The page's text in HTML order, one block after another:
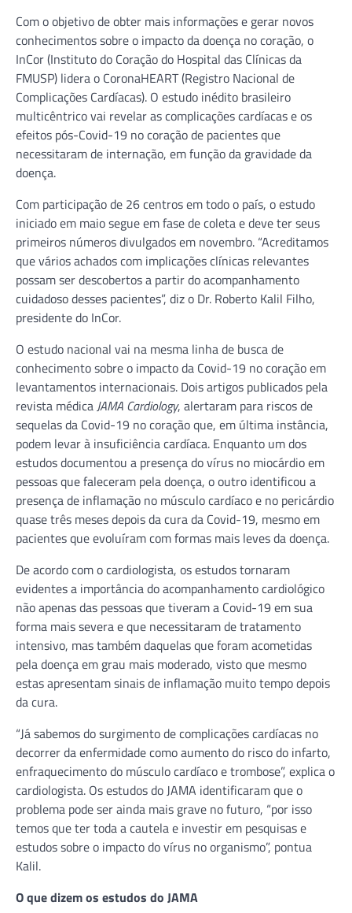
Com o objetivo de obter mais informações e gerar novos
conhecimentos sobre o impacto da doença no coração, o
InCor (Instituto do Coração do Hospital das Clínicas da
FMUSP) lidera o CoronaHEART (Registro Nacional de
Complicações Cardíacas). O estudo inédito brasileiro
multicêntrico vai revelar as complicações cardíacas e os
efeitos pós-Covid-19 no coração de pacientes que
necessitaram de internação, em função da gravidade da
doença.
Com participação de 26 centros em todo o país, o estudo
iniciado em maio segue em fase de coleta e deve ter seus
primeiros números divulgados em novembro. “Acreditamos
que vários achados com implicações clínicas relevantes
possam ser descobertos a partir do acompanhamento
cuidadoso desses pacientes”, diz o Dr. Roberto Kalil Filho,
presidente do InCor.
O estudo nacional vai na mesma linha de busca de
conhecimento sobre o impacto da Covid-19 no coração em
levantamentos internacionais. Dois artigos publicados pela
revista médica JAMA Cardiology, alertaram para riscos de
sequelas da Covid-19 no coração que, em última instância,
podem levar à insuficiência cardíaca. Enquanto um dos
estudos documentou a presença do vírus no miocárdio em
pessoas que faleceram pela doença, o outro identificou a
presença de inflamação no músculo cardíaco e no pericárdio
quase três meses depois da cura da Covid-19, mesmo em
pacientes que evoluíram com formas mais leves da doença.
De acordo com o cardiologista, os estudos tornaram
evidentes a importância do acompanhamento cardiológico
não apenas das pessoas que tiveram a Covid-19 em sua
forma mais severa e que necessitaram de tratamento
intensivo, mas também daquelas que foram acometidas
pela doença em grau mais moderado, visto que mesmo
estas apresentam sinais de inflamação muito tempo depois
da cura.
“Já sabemos do surgimento de complicações cardíacas no
decorrer da enfermidade como aumento do risco do infarto,
enfraquecimento do músculo cardíaco e trombose”, explica o
cardiologista. Os estudos do JAMA identificaram que o
problema pode ser ainda mais grave no futuro, “por isso
temos que ter toda a cautela e investir em pesquisas e
estudos sobre o impacto do vírus no organismo”, pontua
Kalil.
O que dizem os estudos do JAMA